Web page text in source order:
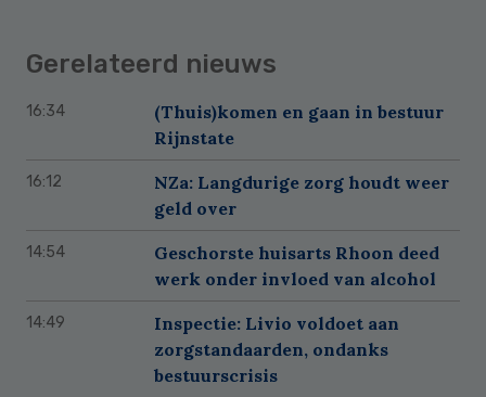
Gerelateerd nieuws
16:34
(Thuis)komen en gaan in bestuur
Rijnstate
16:12
NZa: Langdurige zorg houdt weer
geld over
14:54
Geschorste huisarts Rhoon deed
werk onder invloed van alcohol
14:49
Inspectie: Livio voldoet aan
zorgstandaarden, ondanks
bestuurscrisis